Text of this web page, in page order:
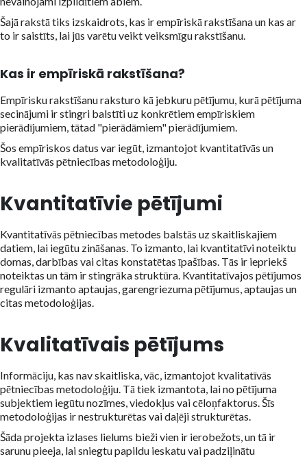
Šajā rakstā tiks izskaidrots, kas ir empīriskā rakstīšana un kas ar
to ir saistīts, lai jūs varētu veikt veiksmīgu rakstīšanu.
Kas ir empīriskā rakstīšana?
Empīrisku rakstīšanu raksturo kā jebkuru pētījumu, kurā pētījuma
secinājumi ir stingri balstīti uz konkrētiem empīriskiem
pierādījumiem, tātad "pierādāmiem" pierādījumiem.
Šos empīriskos datus var iegūt, izmantojot kvantitatīvās un
kvalitatīvās pētniecības metodoloģiju.
Kvantitatīvie pētījumi
Kvantitatīvās pētniecības metodes balstās uz skaitliskajiem
datiem, lai iegūtu zināšanas. To izmanto, lai kvantitatīvi noteiktu
domas, darbības vai citas konstatētas īpašības. Tās ir iepriekš
noteiktas un tām ir stingrāka struktūra. Kvantitatīvajos pētījumos
regulāri izmanto aptaujas, garengriezuma pētījumus, aptaujas un
citas metodoloģijas.
Kvalitatīvais pētījums
Informāciju, kas nav skaitliska, vāc, izmantojot kvalitatīvās
pētniecības metodoloģiju. Tā tiek izmantota, lai no pētījuma
subjektiem iegūtu nozīmes, viedokļus vai cēloņfaktorus. Šīs
metodoloģijas ir nestrukturētas vai daļēji strukturētas.
Šāda projekta izlases lielums bieži vien ir ierobežots, un tā ir
sarunu pieeja, lai sniegtu papildu ieskatu vai padziļinātu